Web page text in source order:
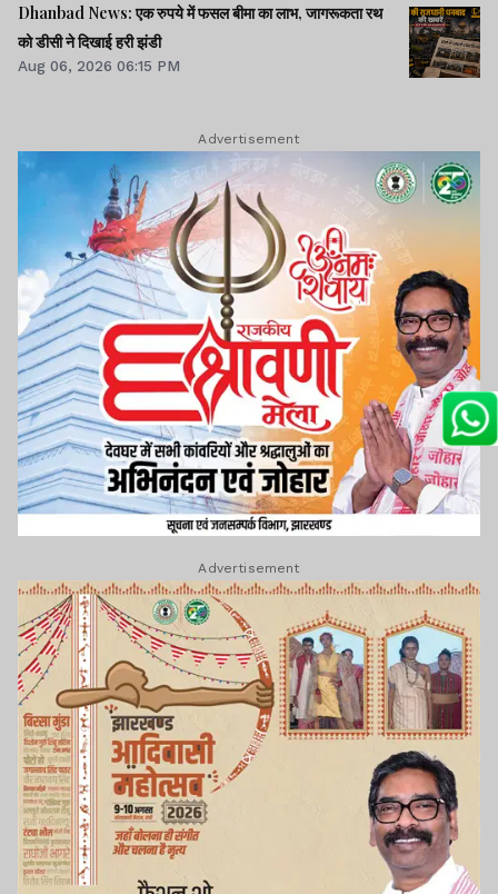
Dhanbad News: एक रुपये में फसल बीमा का लाभ, जागरूकता रथ
को डीसी ने दिखाई हरी झंडी
Aug 06, 2026 06:15 PM
Advertisement
Advertisement